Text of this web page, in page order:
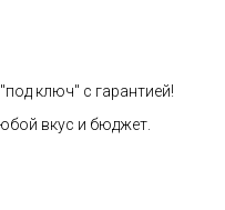
ключ" с гарантией!
вкус и бюджет.